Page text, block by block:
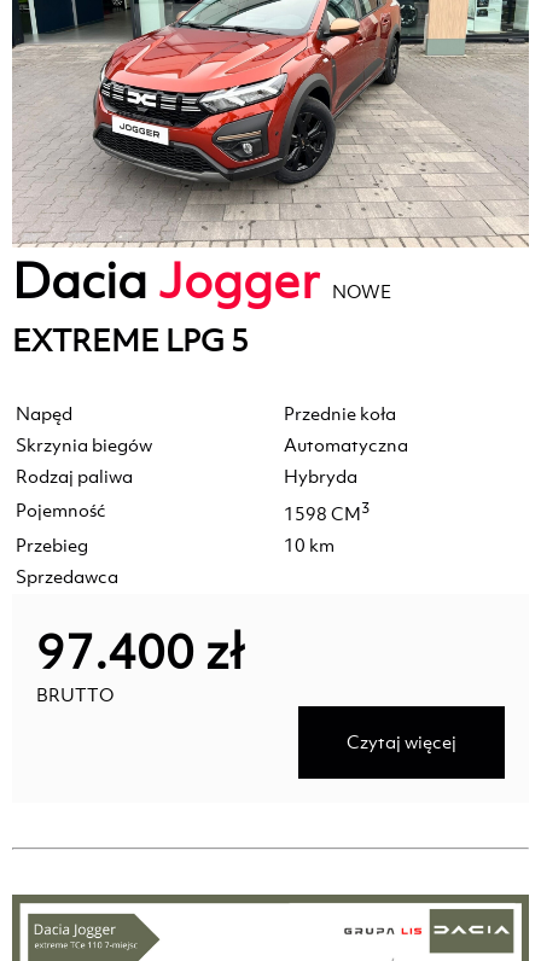
Dacia Jogger NOWE
EXTREME LPG 5
Napęd
Przednie koła
Skrzynia biegów
Automatyczna
Rodzaj paliwa
Hybryda
Pojemność
1598 CM3
Przebieg
10 km
Sprzedawca
97.400 zł
BRUTTO
Czytaj więcej